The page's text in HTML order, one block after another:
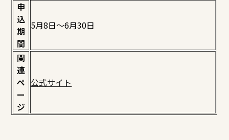
申
込
期
間
5月8日～6月30日
関
連
ペ
ー
ジ
公式サイト